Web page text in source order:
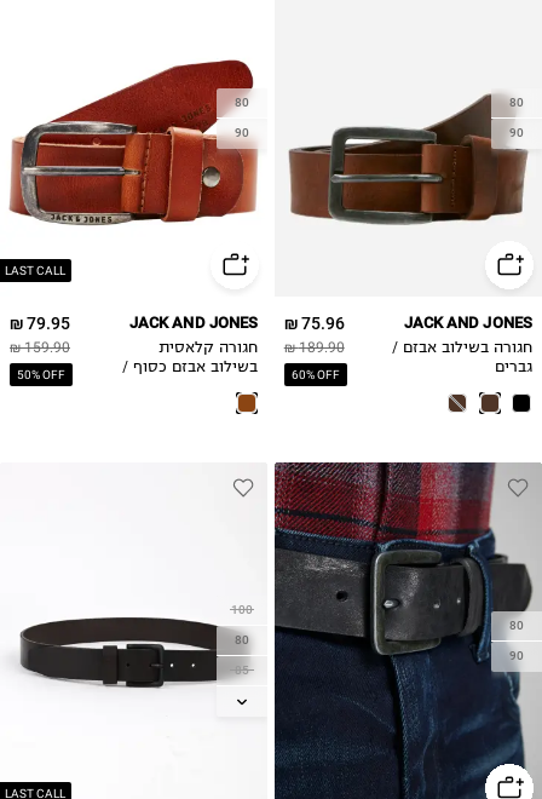
80
90
75.96 ₪
189.90 ₪
60% OFF
JACK AND JONES
חגורה בשילוב אבזם /
גברים
LAST CALL
80
90
79.95 ₪
159.90 ₪
50% OFF
JACK AND JONES
חגורה קלאסית
בשילוב אבזם כסוף /
80
90
LAST CALL
100
80
85
90